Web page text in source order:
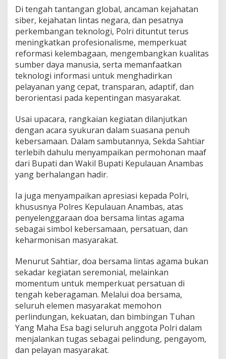
Di tengah tantangan global, ancaman kejahatan
siber, kejahatan lintas negara, dan pesatnya
perkembangan teknologi, Polri dituntut terus
meningkatkan profesionalisme, memperkuat
reformasi kelembagaan, mengembangkan kualitas
sumber daya manusia, serta memanfaatkan
teknologi informasi untuk menghadirkan
pelayanan yang cepat, transparan, adaptif, dan
berorientasi pada kepentingan masyarakat.
Usai upacara, rangkaian kegiatan dilanjutkan
dengan acara syukuran dalam suasana penuh
kebersamaan. Dalam sambutannya, Sekda Sahtiar
terlebih dahulu menyampaikan permohonan maaf
dari Bupati dan Wakil Bupati Kepulauan Anambas
yang berhalangan hadir.
Ia juga menyampaikan apresiasi kepada Polri,
khususnya Polres Kepulauan Anambas, atas
penyelenggaraan doa bersama lintas agama
sebagai simbol kebersamaan, persatuan, dan
keharmonisan masyarakat.
Menurut Sahtiar, doa bersama lintas agama bukan
sekadar kegiatan seremonial, melainkan
momentum untuk memperkuat persatuan di
tengah keberagaman. Melalui doa bersama,
seluruh elemen masyarakat memohon
perlindungan, kekuatan, dan bimbingan Tuhan
Yang Maha Esa bagi seluruh anggota Polri dalam
menjalankan tugas sebagai pelindung, pengayom,
dan pelayan masyarakat.